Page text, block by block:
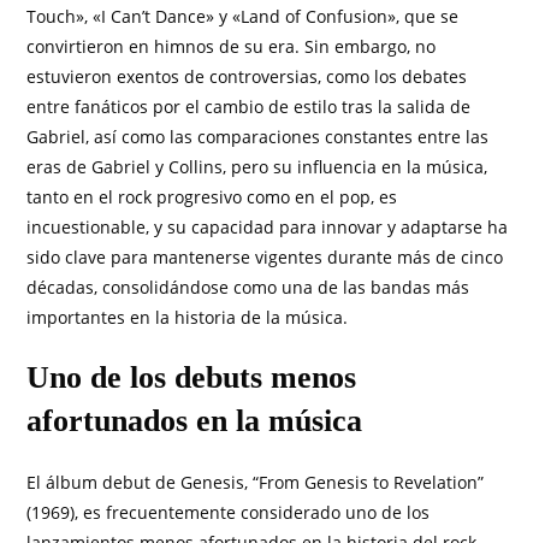
Touch», «I Can’t Dance» y «Land of Confusion», que se
convirtieron en himnos de su era. Sin embargo, no
estuvieron exentos de controversias, como los debates
entre fanáticos por el cambio de estilo tras la salida de
Gabriel, así como las comparaciones constantes entre las
eras de Gabriel y Collins, pero su influencia en la música,
tanto en el rock progresivo como en el pop, es
incuestionable, y su capacidad para innovar y adaptarse ha
sido clave para mantenerse vigentes durante más de cinco
décadas, consolidándose como una de las bandas más
importantes en la historia de la música.
Uno de los debuts menos
afortunados en la música
El álbum debut de Genesis, “From Genesis to Revelation”
(1969), es frecuentemente considerado uno de los